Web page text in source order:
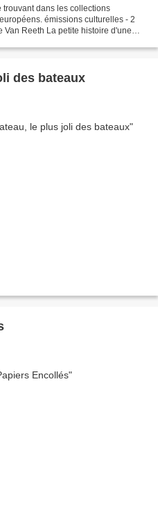
trouvant dans les collections
émissions culturelles - 2
Van Reeth La petite histoire d'une
des bateaux